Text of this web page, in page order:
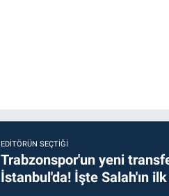
EDITÖRÜN SEÇTIĞI
Trabzonspor'un yeni
İstanbul'da! İşte Salah'ın